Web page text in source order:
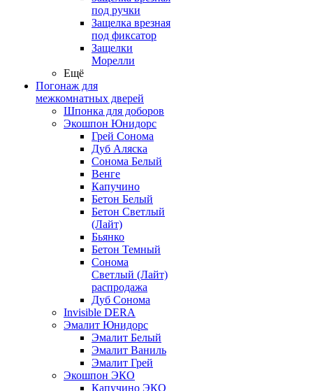
под ручки
Защелка врезная
под фиксатор
Защелки
Морелли
Ещё
Погонаж для
межкомнатных дверей
Шпонка для доборов
Экошпон Юнидорс
Грей Сонома
Дуб Аляска
Сонома Белый
Венге
Капучино
Бетон Белый
Бетон Светлый
(Лайт)
Бьянко
Бетон Темный
Сонома
Светлый (Лайт)
распродажа
Дуб Сонома
Invisible DERA
Эмалит Юнидорс
Эмалит Белый
Эмалит Ваниль
Эмалит Грей
Экошпон ЭКО
Капучино ЭКО